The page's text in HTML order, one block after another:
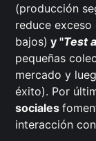
(producción
reduce
bajos) y "Test
pequeñas
mercado y
éxito). Por
sociales
interacción